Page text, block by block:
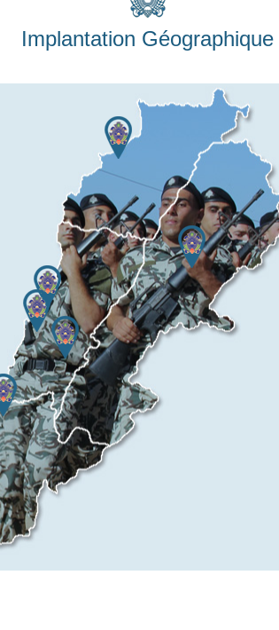
Implantation Géographique